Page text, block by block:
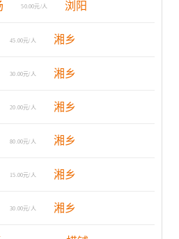
50.00元/人 浏阳
45.00元/人 湘乡
30.00元/人 湘乡
20.00元/人 湘乡
80.00元/人 湘乡
15.00元/人 湘乡
30.00元/人 湘乡